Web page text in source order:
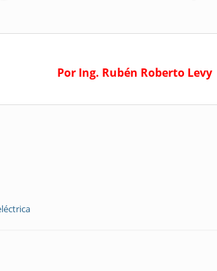
Por Ing. Rubén Roberto Levy
apliquemos el imperio de la ley